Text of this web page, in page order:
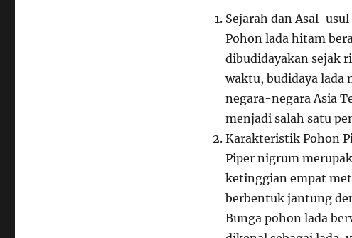
Sejarah dan Asal-
Pohon lada hitam
dibudidayakan sejak
waktu, budidaya lada
negara-negara Asia
menjadi salah satu
Karakteristik Pohon
Piper nigrum
ketinggian empat
berbentuk jantung
Bunga pohon lada